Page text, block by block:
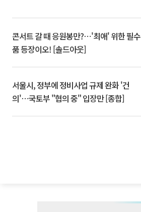
콘서트 갈 때 응원봉만?⋯'최애' 위한 필수
품 등장이오! [솔드아웃]
서울시, 정부에 정비사업 규제 완화 '건
의'⋯국토부 "협의 중" 입장만 [종합]